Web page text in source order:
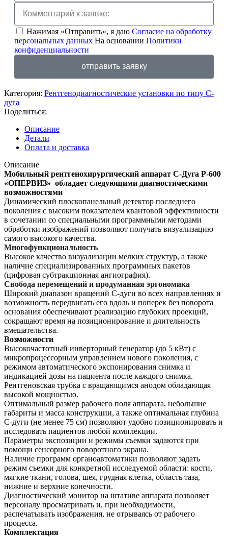
Нажимая «Отправить», я даю Согласие на обработку
персональных данных На основании Политики
конфиденциальности
отправить заявку
Категория: Рентгенодиагностические установки по типу С-
дуга
Поделиться:
Описание
Детали
Оплата и доставка
Описание
Мобильный рентгенохирургический аппарат С-Дуга Р-600
«ОПЕРВИЗ» обладает следующими диагностическими
возможностями
Динамический плоскопанельный детектор последнего
поколения с высоким показателем квантовой эффективности
в сочетании со специальными программными методами
обработки изображений позволяют получать визуализацию
самого высокого качества.
Многофункциональность
Высокое качество визуализации мелких структур, а также
наличие специализированных программных пакетов
(цифровая субтракционная ангиография).
Свобода перемещений и продуманная эргономика
Широкий диапазон вращений С-дуги во всех направлениях и
возможность передвигать его вдоль и поперек без поворота
основания обеспечивают реализацию глубоких проекций,
сокращают время на позиционирование и длительность
вмешательства.
Возможности
Высокочастотный инверторный генератор (до 5 кВт) с
микропроцессорным управлением нового поколения, с
режимом автоматического экспонирования снимка и
индикацией дозы на пациента после каждого снимка.
Рентгеновская трубка с вращающимся анодом обладающая
высокой мощностью.
Оптимальный размер рабочего поля аппарата, небольшие
габариты и масса конструкции, а также оптимальная глубина
С-дуги (не менее 75 см) позволяют удобно позиционировать и
исследовать пациентов любой комплекции.
Параметры экспозиции и режимы съемки задаются при
помощи сенсорного поворотного экрана.
Наличие программ органоавтоматики позволяют задать
режим съемки для конкретной исследуемой области: кости,
мягкие ткани, голова, шея, грудная клетка, область таза,
нижние и верхние конечности.
Диагностический монитор на штативе аппарата позволяет
персоналу просматривать и, при необходимости,
распечатывать изображения, не отрываясь от рабочего
процесса.
Комплектация